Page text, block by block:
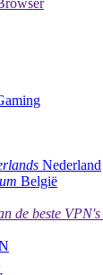
Nederland
België